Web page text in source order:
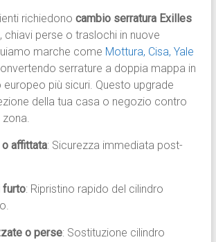
richiedono cambio serratura Exilles
chiavi perse o traslochi in nuove
marche come Mottura, Cisa, Yale
serrature a doppia mappa in
più sicuri. Questo upgrade
della tua casa o negozio contro
zona.​
o affittata: Sicurezza immediata post-
furto: Ripristino rapido del cilindro
o perse: Sostituzione cilindro